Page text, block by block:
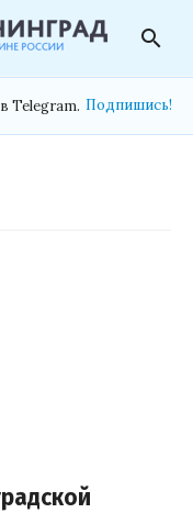
search
Telegram. Подпишись!